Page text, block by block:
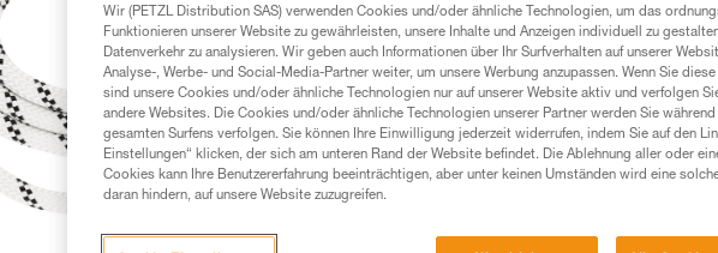
Einen Händler finden
Wir (PETZL Distribution SAS) verwenden Cookies und/oder ähnliche Technologien, um das
Funktionieren unserer Website zu gewährleisten, unsere Inhalte und Anzeigen individuell zu
Datenverkehr zu analysieren. Wir geben auch Informationen über Ihr Surfverhalten auf unserer
Analyse-, Werbe- und Social-Media-Partner weiter, um unsere Werbung anzupassen. Wenn Sie
sind unsere Cookies und/oder ähnliche Technologien nur auf unserer Website aktiv und verfolgen
andere Websites. Die Cookies und/oder ähnliche Technologien unserer Partner werden Sie während
gesamten Surfens verfolgen. Sie können Ihre Einwilligung jederzeit widerrufen, indem Sie auf den
Einstellungen“ klicken, der sich am unteren Rand der Website befindet. Die Ablehnung aller oder
Cookies kann Ihre Benutzererfahrung beeinträchtigen, aber unter keinen Umständen wird eine
daran hindern, auf unsere Website zuzugreifen.